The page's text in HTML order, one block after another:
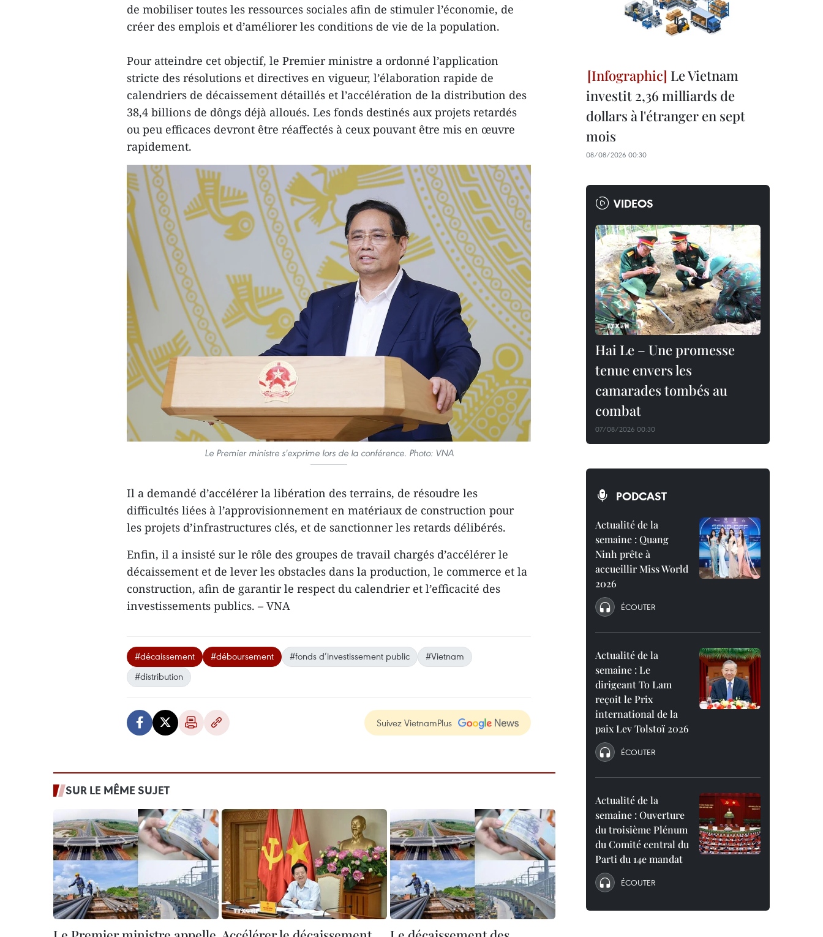
de mobiliser toutes les ressources sociales afin de stimuler l’économie, de
créer des emplois et d’améliorer les conditions de vie de la population.
Pour atteindre cet objectif, le Premier ministre a ordonné l’application
stricte des résolutions et directives en vigueur, l’élaboration rapide de
calendriers de décaissement détaillés et l’accélération de la distribution des
38,4 billions de dôngs déjà alloués. Les fonds destinés aux projets retardés
ou peu efficaces devront être réaffectés à ceux pouvant être mis en œuvre
rapidement.
Le Premier ministre s'exprime lors de la conférence. Photo: VNA
Il a demandé d’accélérer la libération des terrains, de résoudre les
difficultés liées à l’approvisionnement en matériaux de construction pour
les projets d’infrastructures clés, et de sanctionner les retards délibérés.
Enfin, il a insisté sur le rôle des groupes de travail chargés d’accélérer le
décaissement et de lever les obstacles dans la production, le commerce et la
construction, afin de garantir le respect du calendrier et l’efficacité des
investissements publics. – VNA
#décaissement #déboursement #fonds d’investissement public
#Vietnam
#distribution
Suivez VietnamPlus
SUR LE MÊME SUJET
Le Vietnam
investit 2,36 milliards de
dollars à l'étranger en sept
mois
08/08/2026 00:30
VIDEOS
Hai Le – Une promesse
tenue envers les
camarades tombés au
combat
07/08/2026 00:30
PODCAST
Actualité de la
semaine : Quang
Ninh prête à
accueillir Miss World
2026
ÉCOUTER
Actualité de la
semaine : Le
dirigeant To Lam
reçoit le Prix
international de la
paix Lev Tolstoï 2026
ÉCOUTER
Actualité de la
semaine : Ouverture
du troisième Plénum
du Comité central du
Parti du 14e mandat
ÉCOUTER